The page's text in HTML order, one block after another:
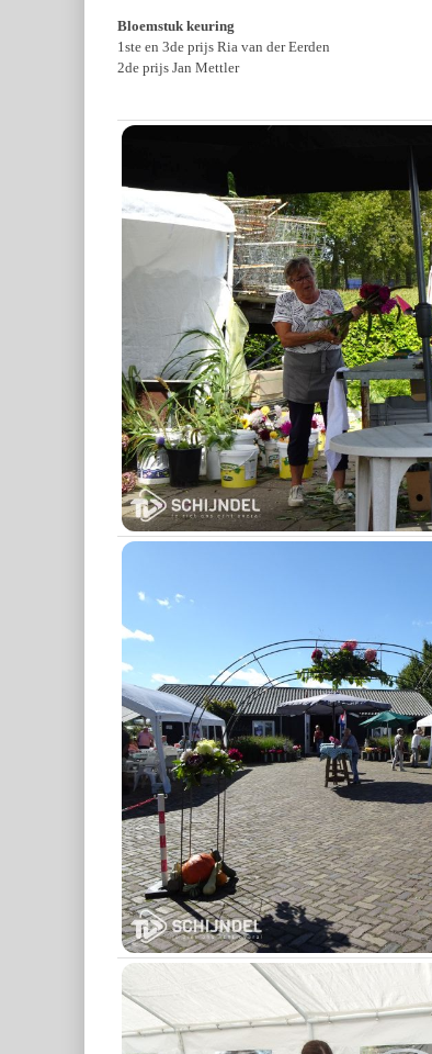
Bloemstuk keuring
1ste en 3de prijs Ria van der Eerden
2de prijs Jan Mettler